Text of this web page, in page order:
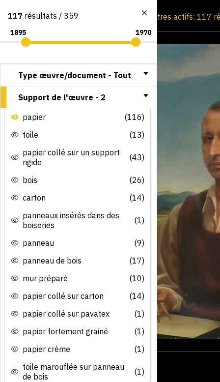
Consultation par image Filtres actifs: 117
117 résultats / 359
Type œuvre/document - Tout
Support de l'œuvre - 2
papier
(116)
toile
(13)
papier collé sur un support
rigide
(43)
bois
(26)
carton
(14)
panneaux insérés dans des
boiseries
(1)
panneau
(9)
panneau de bois
(17)
mur préparé
(10)
papier collé sur carton
(14)
papier collé sur pavatex
(1)
papier fortement grainé
(1)
papier crème
(1)
toile marouflée sur panneau
de bois
(1)